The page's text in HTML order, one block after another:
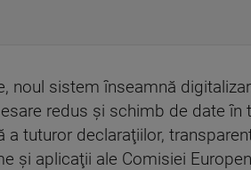
noul sistem înseamnă
redus şi schimb de date în
a tuturor declaraţiilor,
şi aplicaţii ale Comisiei